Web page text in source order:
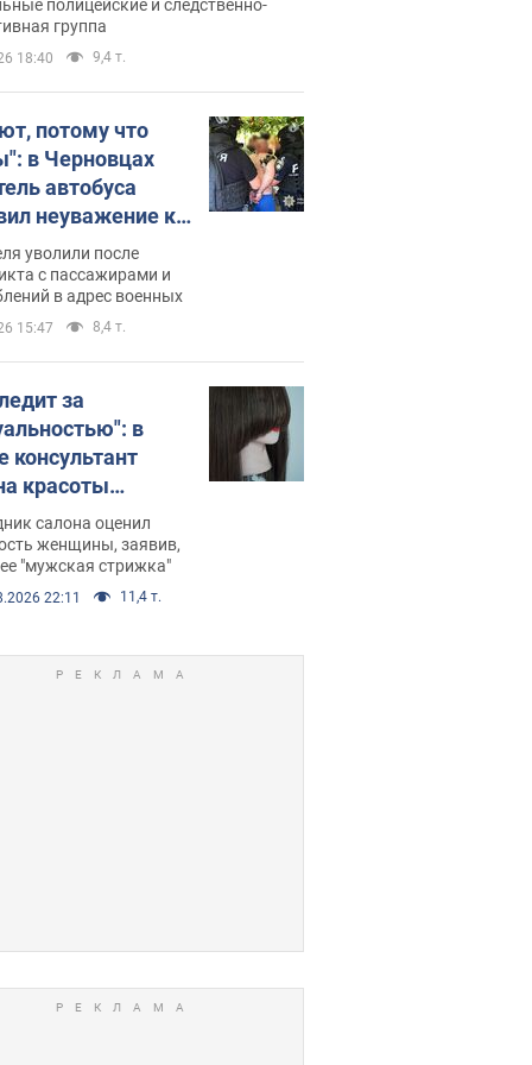
полицейские и следственно-
группа
18:40 9,4 т.
потому что
в Черновцах
автобуса
неуважение к
военным и
за это.
уволили после
с пассажирами и
в адрес военных
15:47 8,4 т.
за
в
консультант
красоты
женщину
химиотерапии,
скандал.
салона оценил
женщины, заявив,
"мужская стрижка"
22:11 11,4 т.